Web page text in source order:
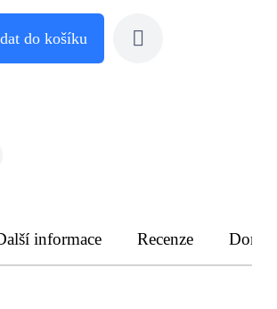
do košíku
informace Recenze